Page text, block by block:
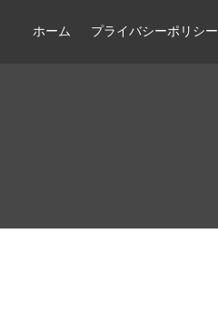
ホーム プライバシーポリシー